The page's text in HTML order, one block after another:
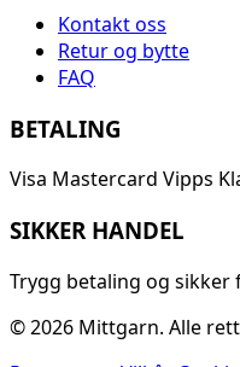
Kontakt oss
Retur og bytte
FAQ
BETALING
Visa Mastercard Vipps
SIKKER HANDEL
Trygg betaling og sikker
© 2026 Mittgarn. Alle